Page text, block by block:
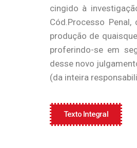
cingido à
Cód.Processo
produção de
proferindo-se em
desse novo
(da inteira
Texto Integral